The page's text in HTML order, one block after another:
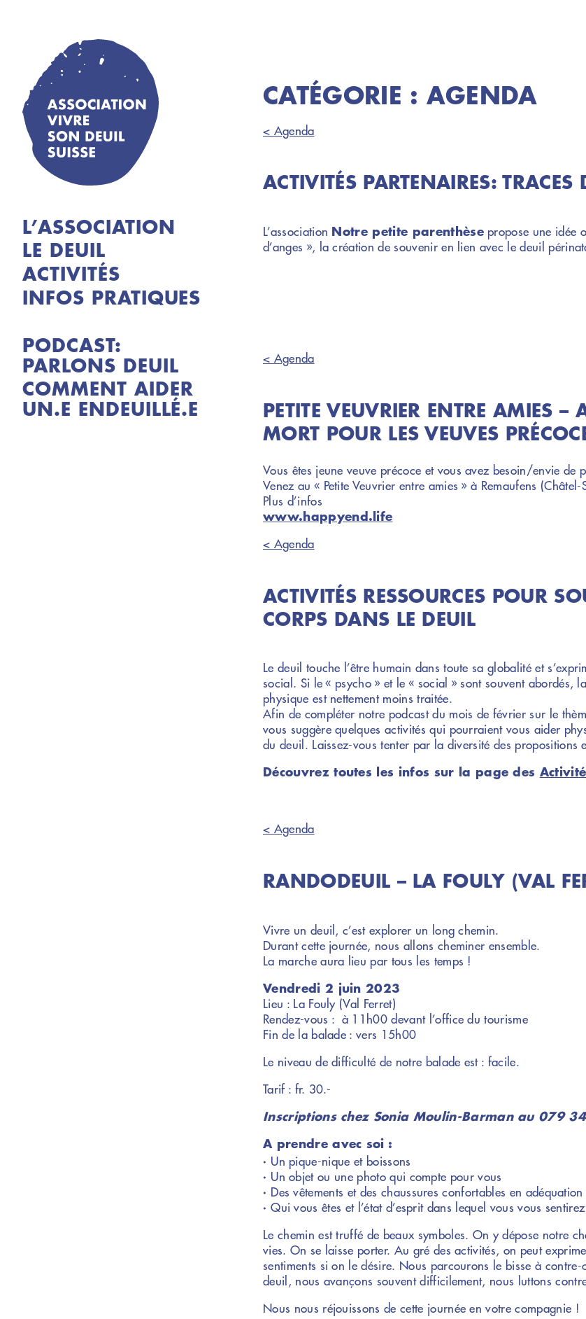
L’ASSOCIATION
LE DEUIL
ACTIVITÉS
INFOS PRATIQUES
PODCAST:
PARLONS DEUIL
COMMENT AIDER
UN.E ENDEUILLÉ.E
CATÉGORIE : AGENDA
< Agenda
ACTIVITÉS PARTENAIRES: TRACES
L’association Notre petite parenthèsepropose une idée
d’anges », la création de souvenir en lien avec le deuil
< Agenda
PETITE VEUVRIER ENTRE AMIES –
MORT POUR LES VEUVES
Vous êtes jeune veuve précoce et vous avez besoin/envie de
Venez au « Petite Veuvrier entre amies » à Remaufens (Châtel-
Plus d’infos
www.happyend.life
< Agenda
ACTIVITÉS RESSOURCES POUR
CORPS DANS LE DEUIL
Le deuil touche l’être humain dans toute sa globalité et
social. Si le « psycho » et le « social » sont souvent abordés,
physique est nettement moins traitée.
Afin de compléter notre podcast du mois de février sur le
vous suggère quelques activités qui pourraient vous aider
du deuil. Laissez-vous tenter par la diversité des propositions
Découvrez toutes les infos sur la page des
< Agenda
RANDODEUIL – LA FOULY (VAL
Vivre un deuil, c’est explorer un long chemin.
Durant cette journée, nous allons cheminer ensemble.
La marche aura lieu par tous les temps !
Vendredi 2 juin 2023
Lieu : La Fouly (Val Ferret)
Rendez-vous : à 11h00 devant l’office du tourisme
Fin de la balade : vers 15h00
Le niveau de difficulté de notre balade est : facile.
Tarif : fr. 30.-
Inscriptions chez Sonia Moulin-Barman au 079
A prendre avec soi :
Un pique-nique et boissons
Un objet ou une photo qui compte pour vous
Des vêtements et des chaussures confortables en
Qui vous êtes et l’état d’esprit dans lequel vous vous
Le chemin est truffé de beaux symboles. On y dépose notre
vies. On se laisse porter. Au gré des activités, on peut
sentiments si on le désire. Nous parcourons le bisse à
deuil, nous avançons souvent difficilement, nous luttons
Nous nous réjouissons de cette journée en votre compagnie !